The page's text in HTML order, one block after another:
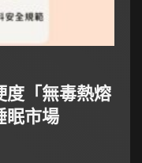
度「無毒熱熔
眠市場